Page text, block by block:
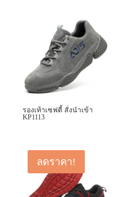
รองเท้าเซฟตี้ สั่งนำเข้า
KP1113
ลดราคา!